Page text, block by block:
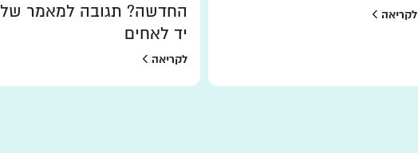
לקריאה
החדשה? תגובה למאמר של
יד לאחים
לקריאה